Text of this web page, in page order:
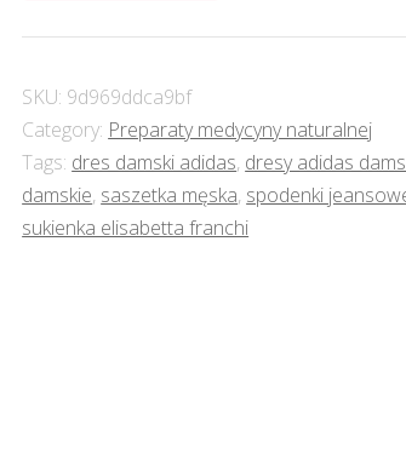
SKU: 9d969ddca9bf
Category: Preparaty medycyny naturalnej
Tags: dres damski adidas, dresy adidas
damskie, saszetka męska, spodenki
sukienka elisabetta franchi